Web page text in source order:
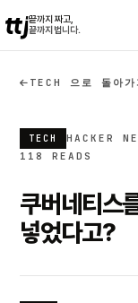
ttj끝까지 짜고,
끝까지 법니다.
TECH 으로 돌아가
TECH HACKER
118 READS
쿠버네티스
넣었다고?